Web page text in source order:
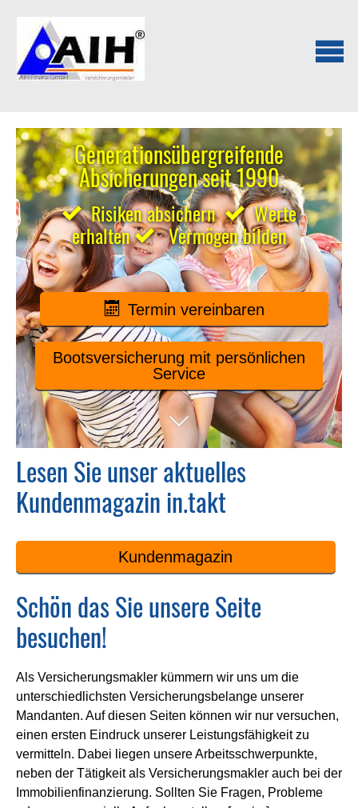
Generationsübergreifende
Absicherungen seit 1990
Risiken absichern Werte
erhalten Vermögen bilden
Termin ver­ein­baren
Bootsversicherung mit persönlichen
Service
Lesen Sie unser aktuelles
Kundenmagazin in.takt
Kundenmagazin
Schön das Sie unsere Seite
besuchen!
Als Ver­sicherungs­makler kümmern wir uns um die
unterschiedlichsten Versicherungsbelange unserer
Mandanten. Auf diesen Seiten können wir nur versuchen,
einen ersten Eindruck unserer Leistungsfähigkeit zu
vermitteln. Dabei liegen unsere Arbeitsschwerpunkte,
neben der Tätigkeit als Ver­sicherungs­makler auch bei der
Immobilienfinanzierung. Sollten Sie Fragen, Probleme